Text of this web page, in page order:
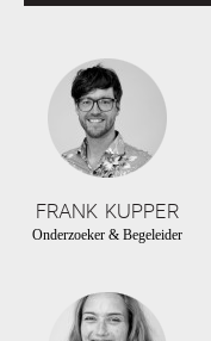
FRANK KUPPER
Onderzoeker & Begeleider